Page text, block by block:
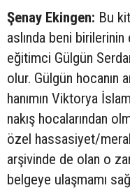
Şenay Ekingen: Bu
aslında beni
eğitimci Gülgün
olur. Gülgün hocanın
hanımın Viktorya
nakış hocalarından
özel hassasiyet/
arşivinde de olan o
belgeye ulaşmamı